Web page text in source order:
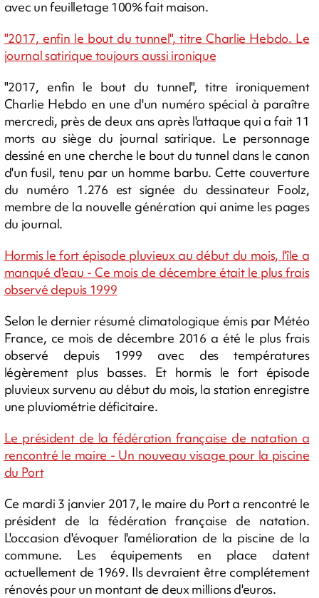
avec un feuilletage 100% fait maison.
"2017, enfin le bout du tunnel", titre Charlie Hebdo. Le
journal satirique toujours aussi ironique
"2017, enfin le bout du tunnel", titre ironiquement
Charlie Hebdo en une d'un numéro spécial à paraître
mercredi, près de deux ans après l'attaque qui a fait 11
morts au siège du journal satirique. Le personnage
dessiné en une cherche le bout du tunnel dans le canon
d'un fusil, tenu par un homme barbu. Cette couverture
du numéro 1.276 est signée du dessinateur Foolz,
membre de la nouvelle génération qui anime les pages
du journal.
Hormis le fort épisode pluvieux au début du mois, l'île a
manqué d'eau - Ce mois de décembre était le plus frais
observé depuis 1999
Selon le dernier résumé climatologique émis par Météo
France, ce mois de décembre 2016 a été le plus frais
observé depuis 1999 avec des températures
légèrement plus basses. Et hormis le fort épisode
pluvieux survenu au début du mois, la station enregistre
une pluviométrie déficitaire.
Le président de la fédération française de natation a
rencontré le maire - Un nouveau visage pour la piscine
du Port
Ce mardi 3 janvier 2017, le maire du Port a rencontré le
président de la fédération française de natation.
L'occasion d'évoquer l'amélioration de la piscine de la
commune. Les équipements en place datent
actuellement de 1969. Ils devraient être complétement
rénovés pour un montant de deux millions d'euros.